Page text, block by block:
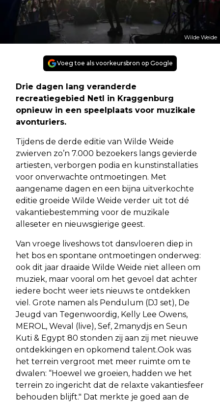
Wilde Weide
Voeg toe als voorkeursbron op Google
Drie dagen lang veranderde
recreatiegebied Netl in Kraggenburg
opnieuw in een speelplaats voor muzikale
avonturiers.
Tijdens de derde editie van Wilde Weide
zwierven zo’n 7.000 bezoekers langs gevierde
artiesten, verborgen podia en kunstinstallaties
voor onverwachte ontmoetingen. Met
aangename dagen en een bijna uitverkochte
editie groeide Wilde Weide verder uit tot dé
vakantiebestemming voor de muzikale
alleseter en nieuwsgierige geest.
Van vroege liveshows tot dansvloeren diep in
het bos en spontane ontmoetingen onderweg:
ook dit jaar draaide Wilde Weide niet alleen om
muziek, maar vooral om het gevoel dat achter
iedere bocht weer iets nieuws te ontdekken
viel. Grote namen als Pendulum (DJ set), De
Jeugd van Tegenwoordig, Kelly Lee Owens,
MEROL, Weval (live), Sef, 2manydjs en Seun
Kuti & Egypt 80 stonden zij aan zij met nieuwe
ontdekkingen en opkomend talent.Ook was
het terrein vergroot met meer ruimte om te
dwalen: “Hoewel we groeien, hadden we het
terrein zo ingericht dat de relaxte vakantiesfeer
behouden blijft." Dat merkte je goed aan de